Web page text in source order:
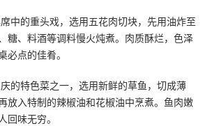
中的重头戏，选用五花肉切块，先用油炸至
糖、料酒等调料慢火炖煮。肉质酥烂，色泽
必点的佳肴。
的特色菜之一，选用新鲜的草鱼，切成薄
放入特制的辣椒油和花椒油中烹煮。鱼肉嫩
回味无穷。